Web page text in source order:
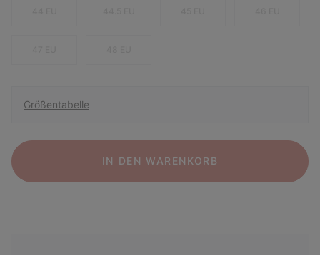
Größentabelle
IN DEN WARENKORB